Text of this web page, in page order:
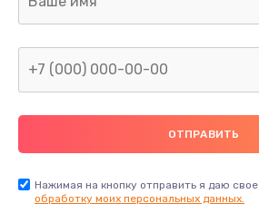
Нажимая на кнопку отправить я даю свое
обработку моих персональных данных.